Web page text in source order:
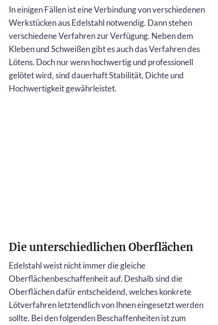
In einigen Fällen ist eine Verbindung von verschiedenen
Werkstücken aus Edelstahl notwendig. Dann stehen
verschiedene Verfahren zur Verfügung. Neben dem
Kleben und Schweißen gibt es auch das Verfahren des
Lötens. Doch nur wenn hochwertig und professionell
gelötet wird, sind dauerhaft Stabilität, Dichte und
Hochwertigkeit gewährleistet.
Die unterschiedlichen Oberflächen
Edelstahl weist nicht immer die gleiche
Oberflächenbeschaffenheit auf. Deshalb sind die
Oberflächen dafür entscheidend, welches konkrete
Lötverfahren letztendlich von Ihnen eingesetzt werden
sollte. Bei den folgenden Beschaffenheiten ist zum